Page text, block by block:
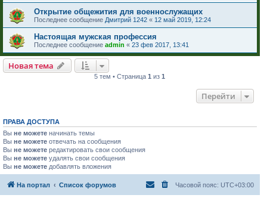
Открытие общежития для военнослужащих
Последнее сообщение Дмитрий 1242 « 12 май 2019, 12:24
Настоящая мужская профессия
Последнее сообщение admin « 23 фев 2017, 13:41
Новая тема
5 тем • Страница1 из1
Перейти
ПРАВА ДОСТУПА
Вы не можете начинать темы
Вы не можете отвечать на сообщения
Вы не можете редактировать свои сообщения
Вы не можете удалять свои сообщения
Вы не можете добавлять вложения
На портал Список форумов Часовой пояс: UTC+03:00